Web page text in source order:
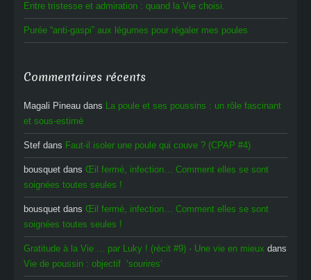
Entre tristesse et admiration : quand la Vie choisi.
Purée “anti-gaspi” aux légumes pour régaler mes poules
Commentaires récents
Magali Pineau dans La poule et ses poussins : un rôle fascinant
et sous-estimé
Stef dans Faut-il isoler une poule qui couve ? (CPAP #4)
bousquet dans Œil fermé, infection… Comment elles se sont
soignées toutes seules !
bousquet dans Œil fermé, infection… Comment elles se sont
soignées toutes seules !
Gratitude à la Vie ... par Luky ! (récit #9) - Une vie en mieux dans
Vie de poussin : objectif ‘sourires’